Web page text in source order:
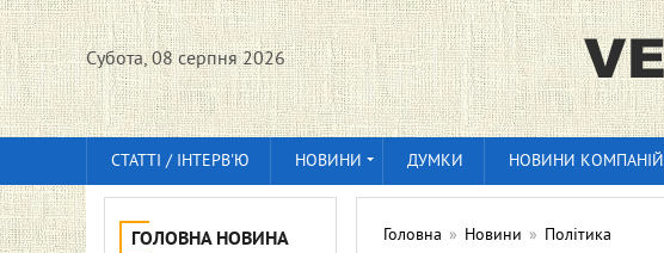
Субота, 08 серпня 2026
СТАТТІ / ІНТЕРВ'Ю НОВИНИ ДУМКИ НОВИНИ КОМПАНІЙ
ГОЛОВНА НОВИНА Головна » Новини » Політика